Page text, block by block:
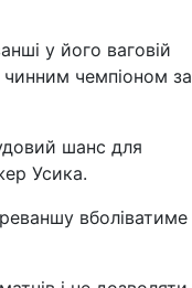
у його ваговій
чинним чемпіоном за
шанс для
Усика.
вболіватиме